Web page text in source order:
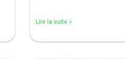
Lire la suite »